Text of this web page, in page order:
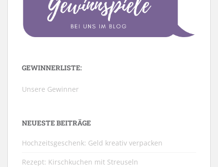
GEWINNERLISTE:
Unsere Gewinner
NEUESTE BEITRÄGE
Hochzeitsgeschenk: Geld kreativ verpacken
Rezept: Kirschkuchen mit Streuseln